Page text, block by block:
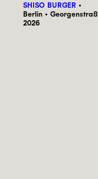
SHISO BURGER
Berlin •
2026